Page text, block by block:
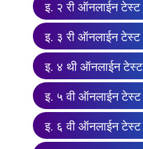
इ. २ री ऑनलाईन टेस्ट
इ. ३ री ऑनलाईन टेस्ट
इ. ४ थी ऑनलाईन टेस्ट
इ. ५ वी ऑनलाईन टेस्ट
इ. ६ वी ऑनलाईन टेस्ट